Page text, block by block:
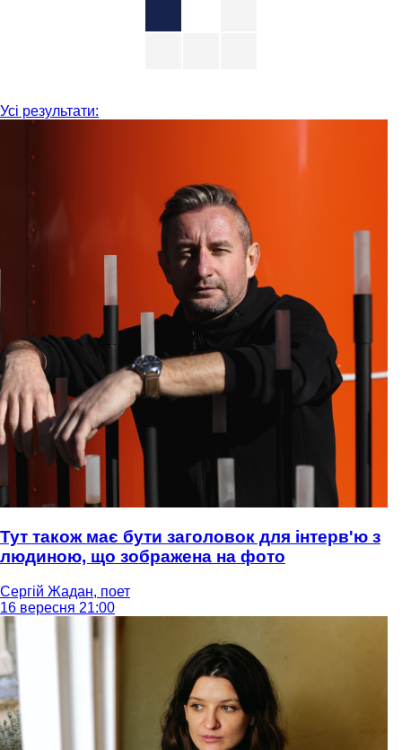
Усі результати:
Тут також має бути заголовок для інтерв'ю з
людиною, що зображена на фото
Сергій Жадан, поет
16 вересня 21:00